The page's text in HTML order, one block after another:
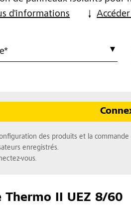
d'informations
des produits et la
enregistrés.
vous.
Thermo II UEZ 8/60